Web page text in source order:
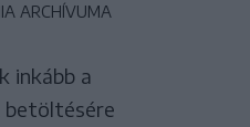
ARCHÍVUMA
inkább a
betöltésére